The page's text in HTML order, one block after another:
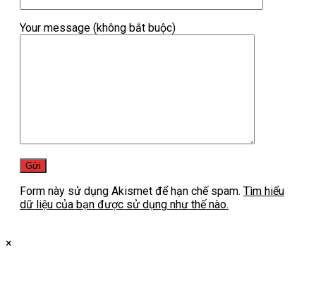
Your message (không bắt buộc)
Form này sử dụng Akismet để hạn chế spam. Tìm hiểu
dữ liệu của bạn được sử dụng như thế nào.
×